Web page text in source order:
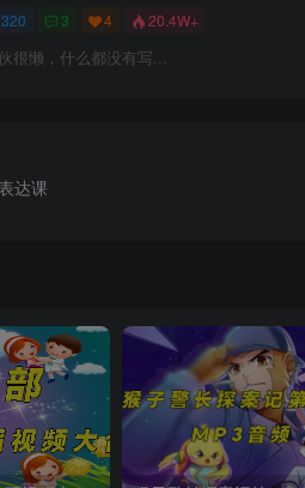
3 4 20.4W+
很懒，什么都没有写...
达课